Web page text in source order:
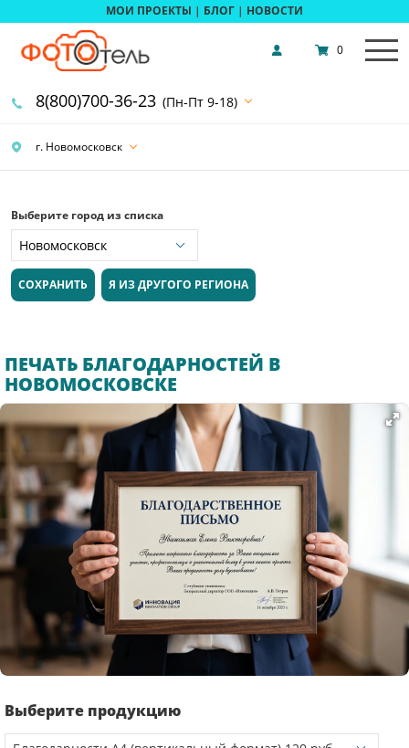
МОИ ПРОЕКТЫ | БЛОГ | НОВОСТИ
г. Новомосковск
8(800)700-36-23 (Пн-Пт 9-18)
0
Выберите город из списка
СОХРАНИТЬ Я ИЗ ДРУГОГО РЕГИОНА
ПЕЧАТЬ БЛАГОДАРНОСТЕЙ В
НОВОМОСКОВСКЕ
Выберите продукцию